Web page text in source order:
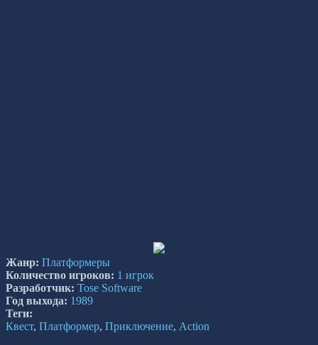
Жанр: Платформеры
Количество игроков: 1 игрок
Разработчик: Tose Software
Год выхода: 1989
Теги:
Квест, Платформер, Приключение, Action